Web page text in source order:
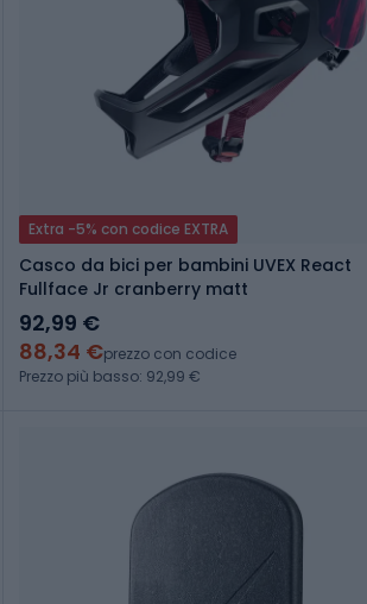
Extra -5% con codice EXTRA
Casco da bici per bambini UVEX React
Fullface Jr cranberry matt
92,99 €
88,34 €prezzo con codice
Prezzo più basso: 92,99 €